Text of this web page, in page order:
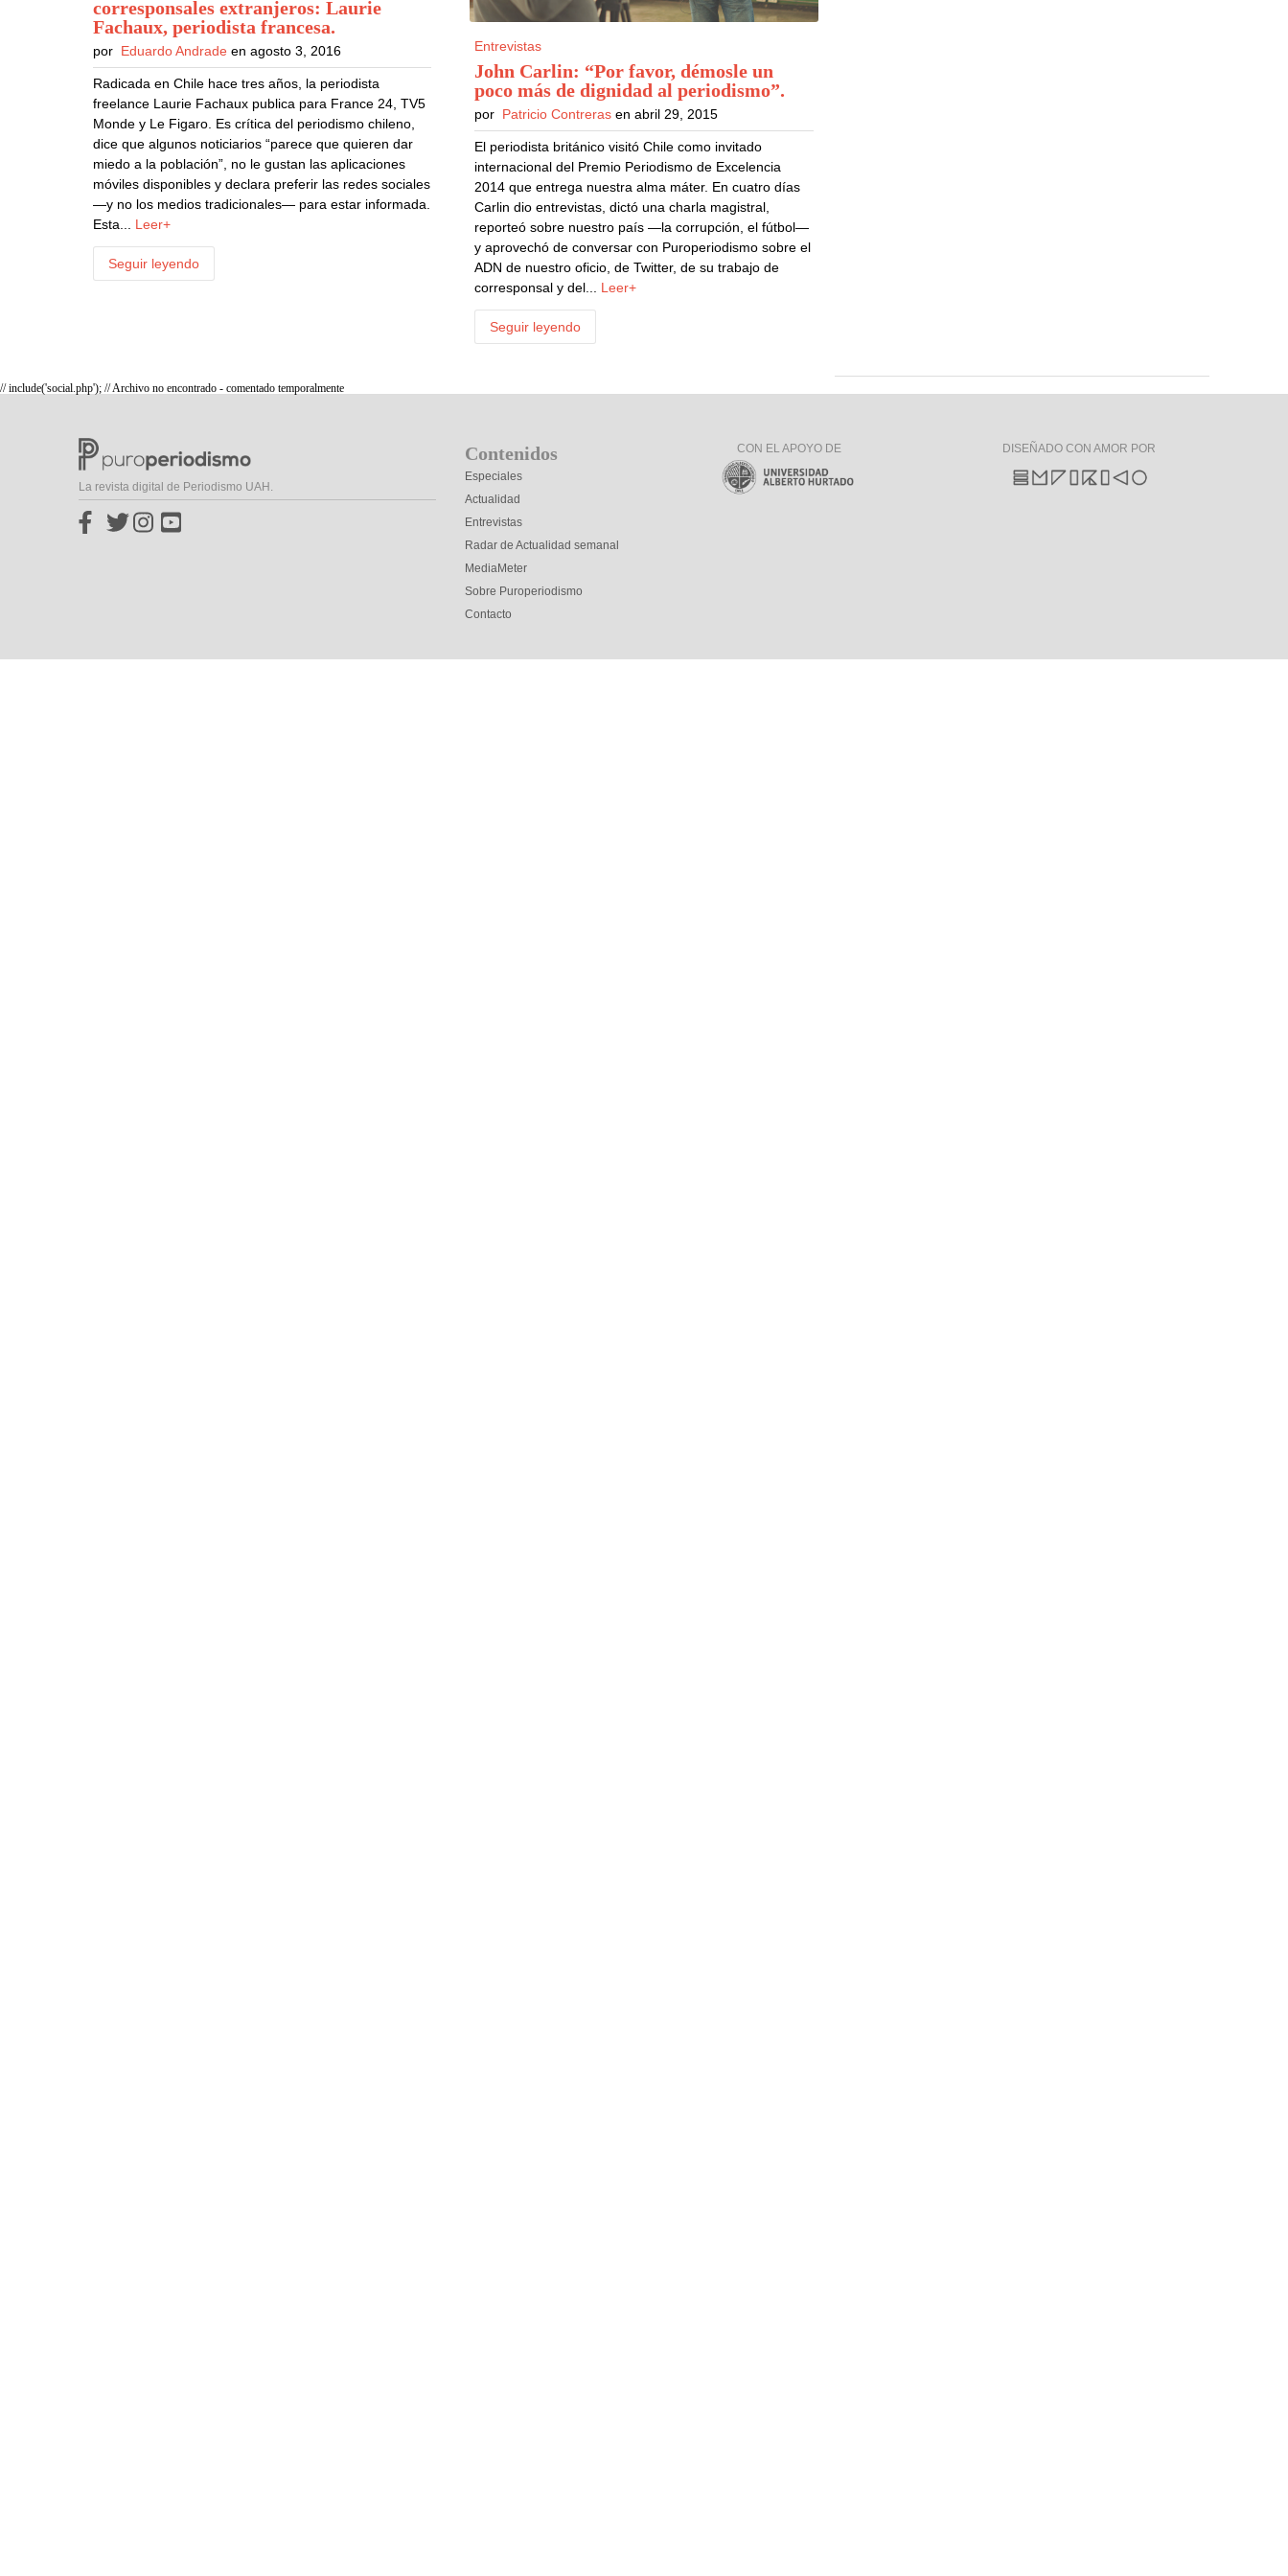
corresponsales extranjeros: Laurie
Fachaux, periodista francesa.
por Eduardo Andrade en agosto 3, 2016
Radicada en Chile hace tres años, la periodista
freelance Laurie Fachaux publica para France 24, TV5
Monde y Le Figaro. Es crítica del periodismo chileno,
dice que algunos noticiarios “parece que quieren dar
miedo a la población”, no le gustan las aplicaciones
móviles disponibles y declara preferir las redes sociales
—y no los medios tradicionales— para estar informada.
Esta... Leer+
Seguir leyendo
Entrevistas
John Carlin: “Por favor, démosle un
poco más de dignidad al periodismo”.
por Patricio Contreras en abril 29, 2015
El periodista británico visitó Chile como invitado
internacional del Premio Periodismo de Excelencia
2014 que entrega nuestra alma máter. En cuatro días
Carlin dio entrevistas, dictó una charla magistral,
reporteó sobre nuestro país —la corrupción, el fútbol—
y aprovechó de conversar con Puroperiodismo sobre el
ADN de nuestro oficio, de Twitter, de su trabajo de
corresponsal y del... Leer+
Seguir leyendo
// include('social.php'); // Archivo no encontrado - comentado temporalmente
La revista digital de Periodismo UAH.
Contenidos
Especiales
Actualidad
Entrevistas
Radar de Actualidad semanal
MediaMeter
Sobre Puroperiodismo
Contacto
CON EL APOYO DE DISEÑADO CON AMOR POR